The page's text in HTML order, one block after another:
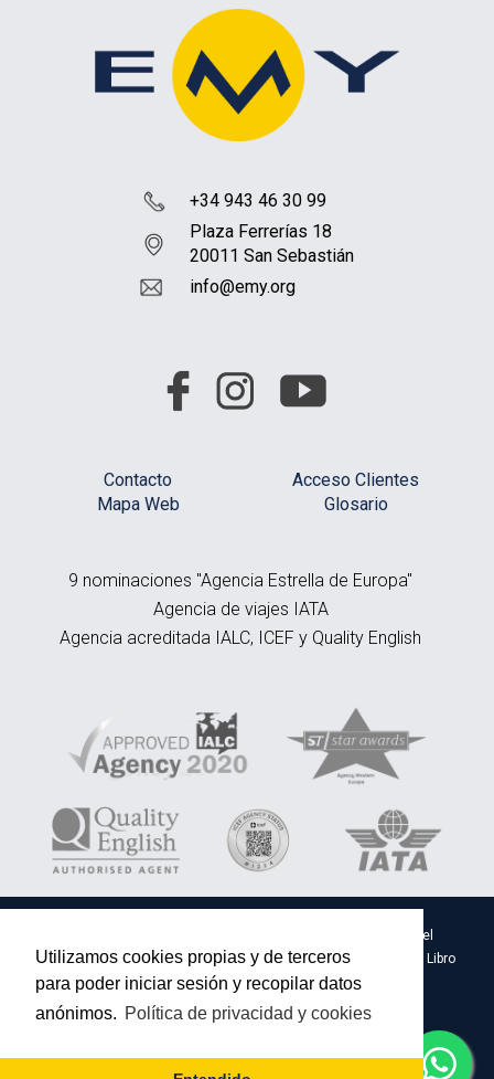
Utilizamos cookies propias y de terceros
para poder iniciar sesión y recopilar datos
anónimos. Política de privacidad y cookies
+34 943 46 30 99
Plaza Ferrerías 18
20011 San Sebastián
info@emy.org
Contacto
Mapa Web
Acceso Clientes
Glosario
9 nominaciones "Agencia Estrella de Europa"
Agencia de viajes IATA
Agencia acreditada IALC, ICEF y Quality English
EMY Bidaiak SL - CIF B20674180 - Inscrita en el
Registro Mercantil de Guipúzcoa Tomo 1773, Libro
0, Folio 27, Sección 8.
Aviso legal
Privacidad